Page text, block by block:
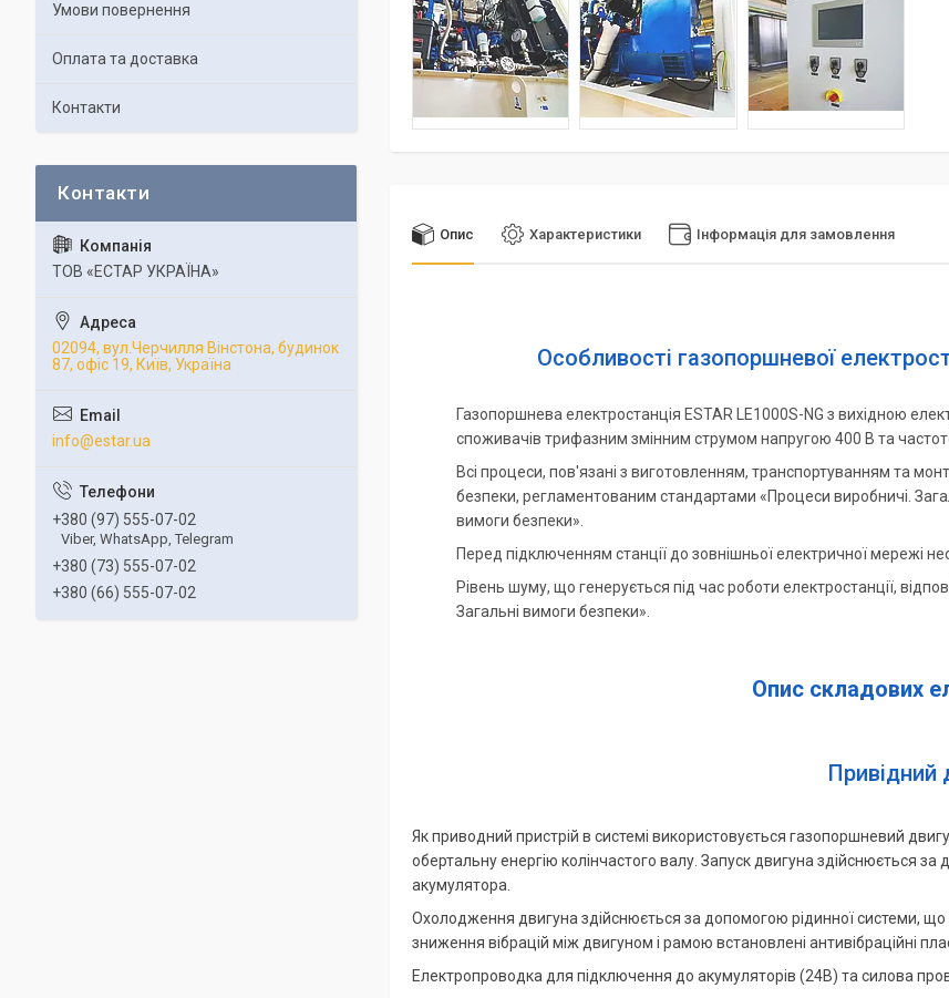
Опис Характеристики Інформація для замовлення
Особливості газопоршневої
Газопоршнева електростанція ESTAR LE1000S-NG з вихідною
споживачів трифазним змінним струмом напругою 400 В та
Всі процеси, пов'язані з виготовленням, транспортуванням та
безпеки, регламентованим стандартами «Процеси виробничі.
вимоги безпеки».
Перед підключенням станції до зовнішньої електричної мережі
Рівень шуму, що генерується під час роботи електростанції,
Загальні вимоги безпеки».
Опис складових
Привідний
Як приводний пристрій в системі використовується газопоршневий
обертальну енергію колінчастого валу. Запуск двигуна здійснюється
акумулятора.
Охолодження двигуна здійснюється за допомогою рідинної системи,
зниження вібрацій між двигуном і рамою встановлені антивібраційні
Електропроводка для підключення до акумуляторів (24В) та силова
Умови повернення
Оплата та доставка
Контакти
ТОВ «ЕСТАР УКРАЇНА»
02094, вул.Черчилля Вінстона, будинок
87, офіс 19, Київ, Україна
info@estar.ua
+380 (97) 555-07-02
Viber, WhatsApp, Telegram
+380 (73) 555-07-02
+380 (66) 555-07-02